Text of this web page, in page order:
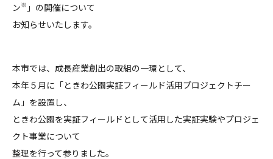
ン※ 」の開催について
お知らせいたします。
本市では、成長産業創出の取組の一環として、
本年５月に「ときわ公園実証フィールド活用プロジェクトチー
ム」を設置し、
ときわ公園を実証フィールドとして活用した実証実験やプロジェ
クト事業について
整理を行って参りました。